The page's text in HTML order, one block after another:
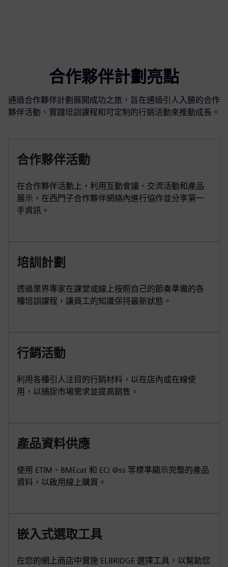
合作夥伴計劃亮點
通過合作夥伴計劃展開成功之旅，旨在通過引人入勝的合作
夥伴活動、實踐培訓課程和可定制的行銷活動來推動成長。
合作夥伴活動
在合作夥伴活動上，利用互動會議、交流活動和產品
展示，在西門子合作夥伴網絡內進行協作並分享第一
手資訊。
培訓計劃
透過業界專家在課堂或線上按照自己的節奏準備的各
種培訓課程，讓員工的知識保持最新狀態。
行銷活動
利用各種引人注目的行銷材料，以在店內或在線使
用，以捕捉市場需求並提高銷售。
產品資料供應
使用 ETIM、BMEcat 和 ECi @ss 等標準顯示完整的產品
資料，以啟用線上購買。
嵌入式選取工具
在您的網上商店中實施 ELBRIDGE 選擇工具，以幫助您